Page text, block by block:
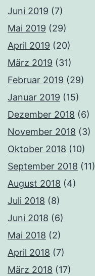
Juni 2019 (7)
Mai 2019 (29)
April 2019 (20)
März 2019 (31)
Februar 2019 (29)
Januar 2019 (15)
Dezember 2018 (6)
November 2018 (3)
Oktober 2018 (10)
September 2018 (11)
August 2018 (4)
Juli 2018 (8)
Juni 2018 (6)
Mai 2018 (2)
April 2018 (7)
März 2018 (17)